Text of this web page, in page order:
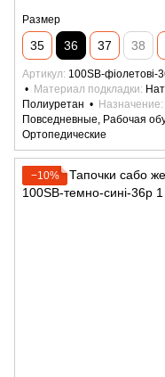
Размер
35 36 37 38
Артикул 100SB-фіолетові-
Материал подкладки
Полиуретан
Назначение
Повседневные, Рабочая
Ортопедические
−10%